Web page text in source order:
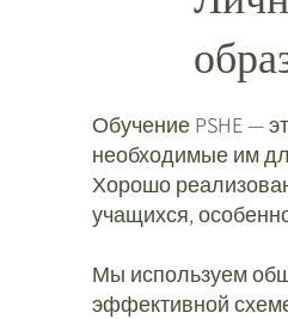
Обучение PSHE —
необходимые им
Хорошо
учащихся,
Мы используем
эффективной